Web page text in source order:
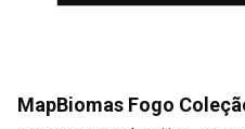
MapBiomas Fogo